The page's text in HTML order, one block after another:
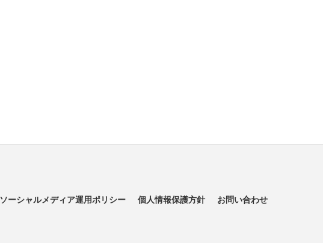
ソーシャルメディア運用ポリシー 個人情報保護方針 お問い合わせ